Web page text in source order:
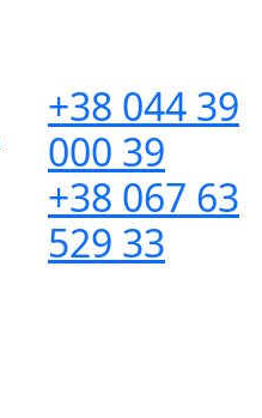
+38 044 39
000 39
+38 067 63
529 33